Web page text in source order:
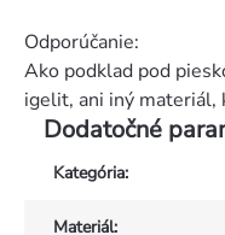
Odporúčanie:
Ako podklad pod
igelit, ani iný materiál,
Dodatočné
Kategória:
Materiál: